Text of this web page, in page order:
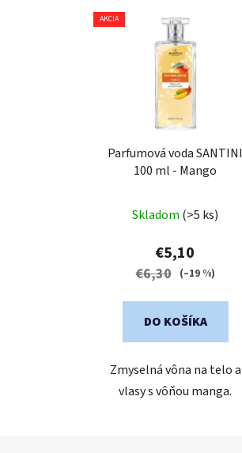
AKCIA
Parfumová voda SANTINI
100 ml - Mango
Skladom (>5 ks)
€5,10
€6,30 (–19 %)
DO KOŠÍKA
Zmyselná vôna na telo a
vlasy s vôňou manga.